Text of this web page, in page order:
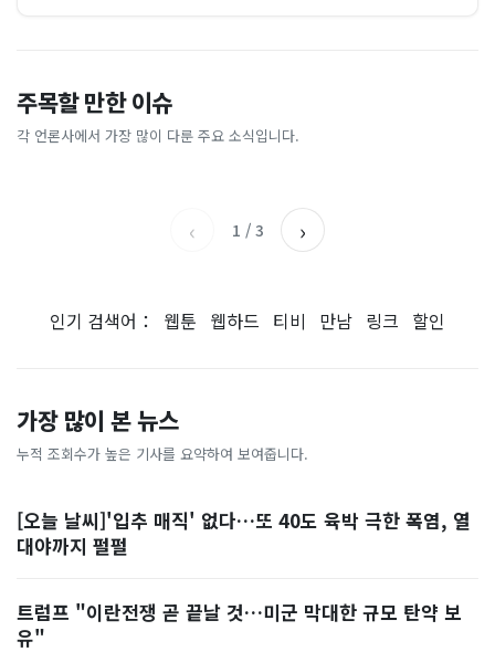
주목할 만한 이슈
각 언론사에서 가장 많이 다룬 주요 소식입니다.
이 대통령 사관학교 통합 발언
에…“서울대 법대·충암고도
없애나”
채널A
라 출렁이는 日증시
아시아경제
총리 영상에 "대체 뭐냐" 발
칵‥日 배우도 "미친 짓"
실체, 은밀하게…[중국나라]
‹ 1 / 3 ›
인기 검색어： 웹툰 웹하드 티비 만남 링크 할인
가장 많이 본 뉴스
누적 조회수가 높은 기사를 요약하여 보여줍니다.
[오늘 날씨]'입추 매직' 없다…또 40도 육박 극한 폭염, 열
대야까지 펄펄
트럼프 "이란전쟁 곧 끝날 것…미군 막대한 규모 탄약 보
유"